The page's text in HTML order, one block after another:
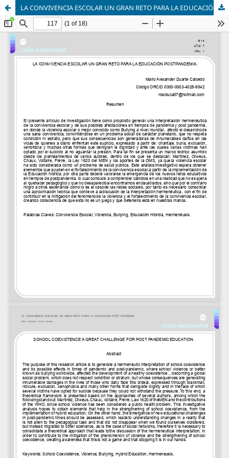
LA CONVIVENCIA ESCOLAR UN GRAN RETO PARA LA EDUCACIÓN POST PANDEMIA.